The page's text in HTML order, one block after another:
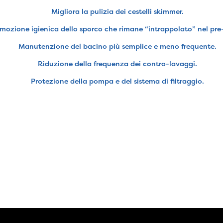
Migliora la pulizia dei cestelli skimmer.
igienica dello sporco che rimane “intrappolato” nel
Manutenzione del bacino più semplice e meno frequente.
Riduzione della frequenza dei contro-lavaggi.
Protezione della pompa e del sistema di filtraggio.